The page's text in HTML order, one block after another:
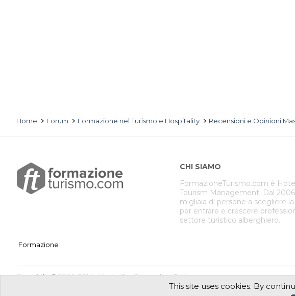
Home Forum Formazione nel Turismo e Hospitality Recensioni e Opinioni
CHI SIAMO
FormazioneTurismo.com è
Tourism Management. Dal
migliaia di persone a scegliere
per entrare e crescere
settore turistico alberghiero.
Formazione
Copyright © 2000-2014 eMarketing FormazioneTurismo.com
Sede legale: Vico II Alferio N° 3 - 86170 Isernia [IT]This site uses cookies. By